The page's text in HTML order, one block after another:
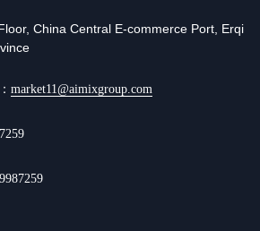
China Central E-commerce Port, Erqi
market11@aimixgroup.com